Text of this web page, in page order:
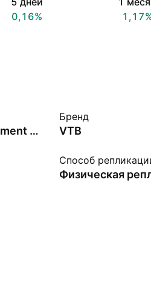
0,16%
VTB Capital Asset Management JSC
Бренд
VTB
Способ
Физическая